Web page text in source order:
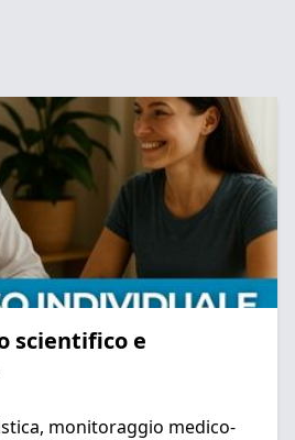
scientifico e
monitoraggio medico-